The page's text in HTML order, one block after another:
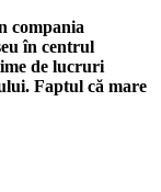
compania
în centrul
de lucruri
Faptul că mare